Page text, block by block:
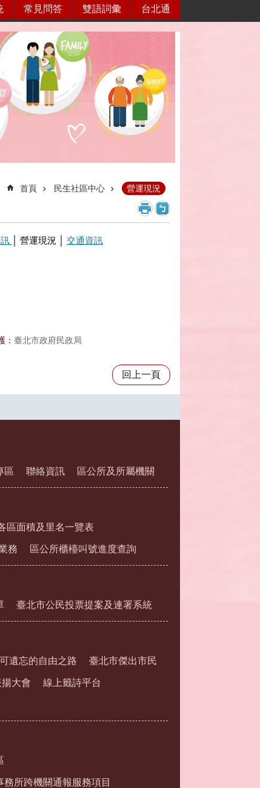
常見問答 雙語詞彙 台北通
首頁 民生社區中心 營運現況
│ 營運現況 │ 交通資訊
： 臺北市政府民政局
回上一頁
區 聯絡資訊 區公所及所屬機關
區面積及里名一覽表
務 區公所櫃檯叫號進度查詢
臺北市公民投票提案及連署系統
遺忘的自由之路 臺北市傑出市民
大會 線上籤詩平台
務所跨機關通報服務項目